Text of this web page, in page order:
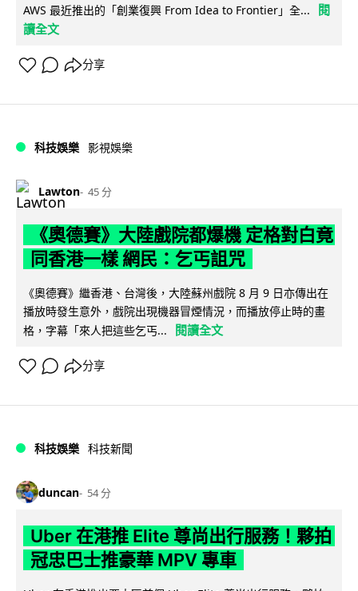
AWS 最近推出的「創業復興 From Idea to Frontier」全...
閱
讀全文
分享
科技娛樂 影視娛樂
Lawton 45 分
《奧德賽》大陸戲院都爆機 定格對白竟
同香港一樣 網民：乞丐詛咒
《奧德賽》繼香港、台灣後，大陸蘇州戲院 8 月 9 日亦傳出在
播放時發生意外，戲院出現機器冒煙情況，而播放停止時的畫
格，字幕「來人把這些乞丐...
閱讀全文
分享
科技娛樂 科技新聞
duncan 54 分
Uber 在港推 Elite 尊尚出行服務！夥拍
冠忠巴士推豪華 MPV 專車